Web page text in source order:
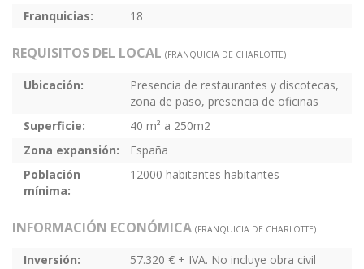
Franquicias:
18
REQUISITOS DEL LOCAL (FRANQUICIA DE CHARLOTTE)
Ubicación:
Presencia de restaurantes y discotecas,
zona de paso, presencia de oficinas
Superficie:
40 m² a 250m2
Zona expansión:
España
Población
mínima:
12000 habitantes habitantes
INFORMACIÓN ECONÓMICA (FRANQUICIA DE CHARLOTTE)
Inversión:
57.320 € + IVA. No incluye obra civil